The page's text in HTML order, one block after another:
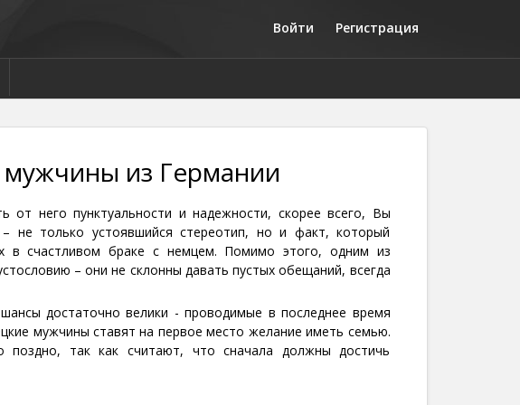
Войти Регистрация
из Германии
него пунктуальности и надежности, скорее всего, Вы
не только устоявшийся стереотип, но и факт, который
в счастливом браке с немцем. Помимо этого, одним из
– они не склонны давать пустых обещаний, всегда
достаточно велики - проводимые в последнее время
мужчины ставят на первое место желание иметь семью.
поздно, так как считают, что сначала должны достичь
возможность обеспечить своим наследникам достойное